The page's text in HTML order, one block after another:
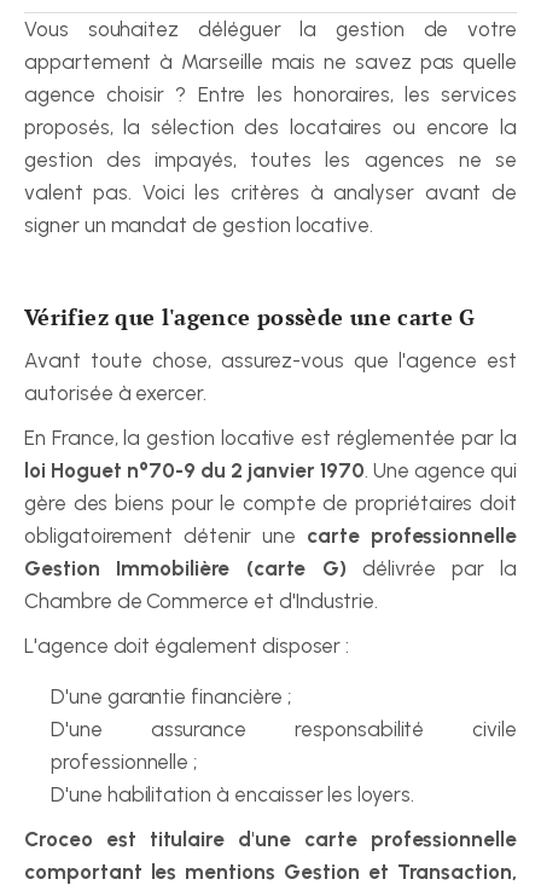
Vous souhaitez déléguer la gestion de votre
appartement à Marseille mais ne savez pas quelle
agence choisir ? Entre les honoraires, les services
proposés, la sélection des locataires ou encore la
gestion des impayés, toutes les agences ne se
valent pas. Voici les critères à analyser avant de
signer un mandat de gestion locative.
Vérifiez que l'agence possède une carte G
Avant toute chose, assurez-vous que l'agence est
autorisée à exercer.
loi Hoguet n°70-9 du 2 janvier 1970. Une agence qui
gère des biens pour le compte de propriétaires doit
obligatoirement détenir une carte professionnelle
Gestion Immobilière (carte G) délivrée par la
Chambre de Commerce et d'Industrie.
L'agence doit également disposer :
D'une garantie financière ;
D'une assurance responsabilité civile
professionnelle ;
D'une habilitation à encaisser les loyers.
Croceo est titulaire d'une carte professionnelle
comportant les mentions Gestion et Transaction,